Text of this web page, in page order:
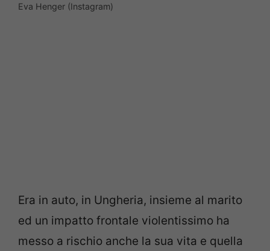
Eva Henger (Instagram)
Era in auto, in Ungheria, insieme al marito
ed un impatto frontale violentissimo ha
messo a rischio anche la sua vita e quella